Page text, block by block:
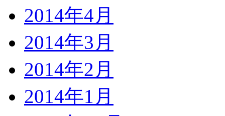
2014年4月
2014年3月
2014年2月
2014年1月